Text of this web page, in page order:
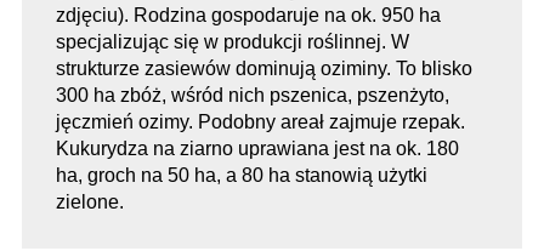
zdjęciu). Rodzina gospodaruje na ok. 950 ha
specjalizując się w produkcji roślinnej. W
strukturze zasiewów dominują oziminy. To blisko
300 ha zbóż, wśród nich pszenica, pszenżyto,
jęczmień ozimy. Podobny areał zajmuje rzepak.
Kukurydza na ziarno uprawiana jest na ok. 180
ha, groch na 50 ha, a 80 ha stanowią użytki
zielone.